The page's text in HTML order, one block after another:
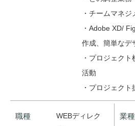
・チームマネ
・Adobe XD/
作成、簡単なデ
・プロジェク
活動
・プロジェク
職種
WEBディレク
業種